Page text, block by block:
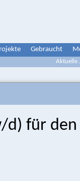
Gebraucht
Aktuelle
für den